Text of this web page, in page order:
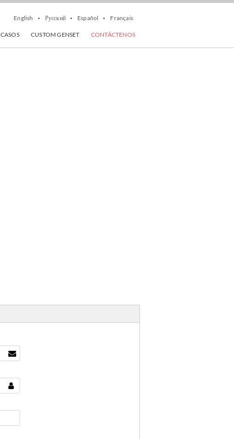
English Русский Español Français
CASOS CUSTOM GENSET CONTÁCTENOS